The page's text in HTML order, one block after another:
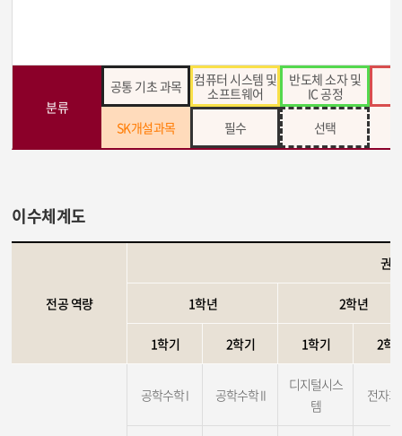
분류
공통 기초 과목
컴퓨터 시스템 및
소프트웨어
반도체 소자 및
IC 공정
SK개설과목 필수 선택
이수체계도
전공 역량
권
1학년 2학년
1학기 2학기 1학기 2학
공학수학 I 공학수학 II
디지털시스
템
전자회